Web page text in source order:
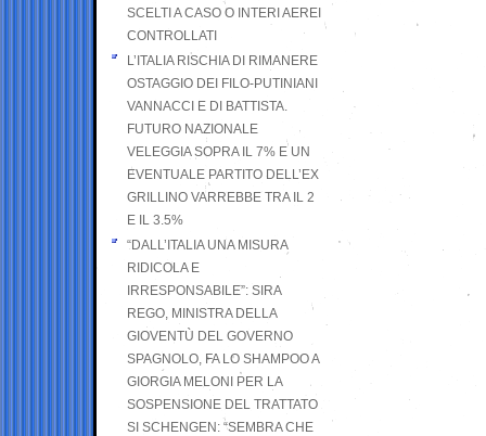
SCELTI A CASO O INTERI AEREI
CONTROLLATI
L’ITALIA RISCHIA DI RIMANERE
OSTAGGIO DEI FILO-PUTINIANI
VANNACCI E DI BATTISTA.
FUTURO NAZIONALE
VELEGGIA SOPRA IL 7% E UN
EVENTUALE PARTITO DELL’EX
GRILLINO VARREBBE TRA IL 2
E IL 3.5%
“DALL’ITALIA UNA MISURA
RIDICOLA E
IRRESPONSABILE”: SIRA
REGO, MINISTRA DELLA
GIOVENTÙ DEL GOVERNO
SPAGNOLO, FA LO SHAMPOO A
GIORGIA MELONI PER LA
SOSPENSIONE DEL TRATTATO
SI SCHENGEN: “SEMBRA CHE